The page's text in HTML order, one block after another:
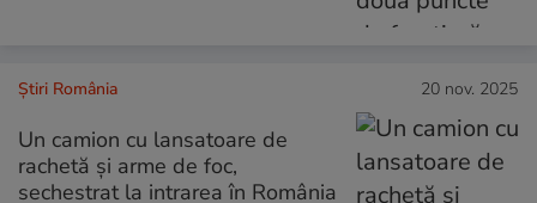
Știri România 20 nov. 2025
Un camion cu lansatoare de
rachetă și arme de foc,
sechestrat la intrarea în România